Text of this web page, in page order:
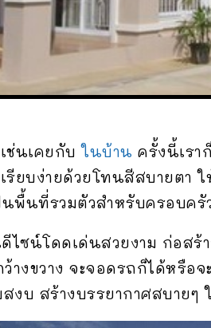
ช่นเคยกับในบ้าน ครั้งนี้เรา
ยบง่ายด้วยโทนสีสบายตา
นพื้นที่รวมตัวสำหรับครอบค
ไซน์โดดเด่นสวยงาม ก่อส
างขวาง จะจอดรถก็ได้หรื
สงบ สร้างบรรยากาศสบายๆ